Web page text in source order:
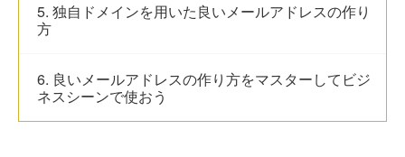
5. 独自ドメインを用いた良いメールアドレスの作り
方
6. 良いメールアドレスの作り方をマスターしてビジ
ネスシーンで使おう